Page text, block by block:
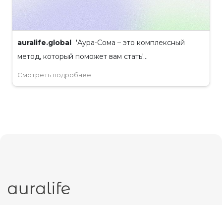
auralife.global
'Аура-Сома – это комплексный
метод, который поможет вам стать'...
Смотреть подробнее